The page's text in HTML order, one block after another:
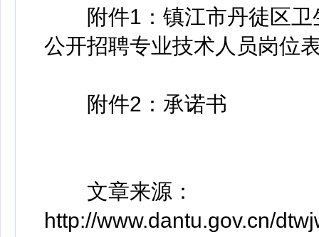
附件1：镇江市丹徒区卫
公开招聘专业技术人员岗位
附件2：承诺书
文章来源：
http://www.dantu.gov.cn/